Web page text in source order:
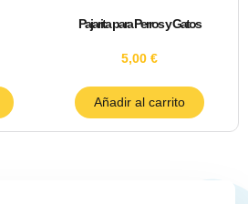
Pajarita para Perros y Gatos
5,00 €
Añadir al carrito